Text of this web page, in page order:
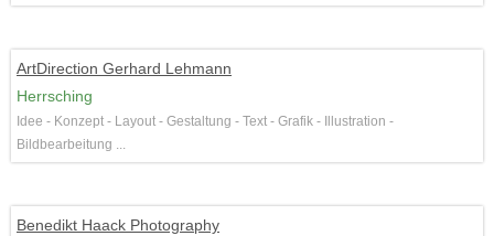
ArtDirection Gerhard Lehmann
Herrsching
Idee - Konzept - Layout - Gestaltung - Text - Grafik - Illustration -
Bildbearbeitung ...
Benedikt Haack Photography